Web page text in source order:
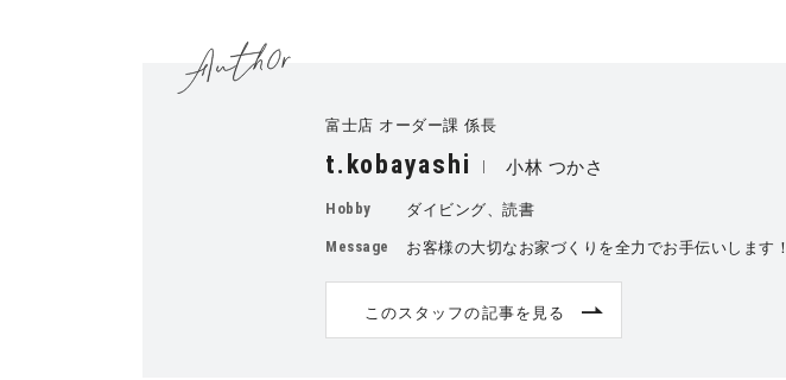
富士店 オーダー課 係長
t.kobayashi 小林 つかさ
Hobby ダイビング、読書
Message お客様の大切なお家づくりを全力でお手伝いします！
このスタッフの記事を見る